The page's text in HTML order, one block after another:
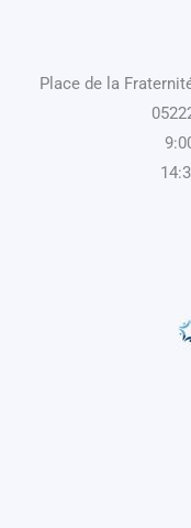
Place de la